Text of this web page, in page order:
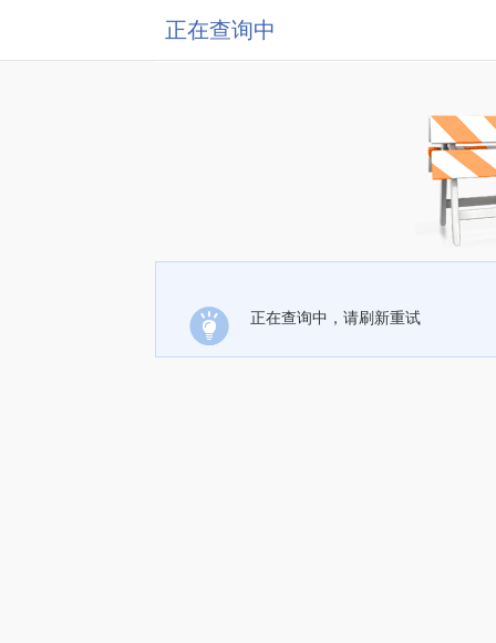
正在查询中
正在查询中，请刷新重试